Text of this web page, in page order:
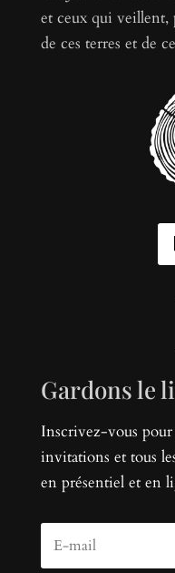
et ceux qui
de ces terres et de
Gardons le
Inscrivez-vous
invitations et tous
en présentiel et en